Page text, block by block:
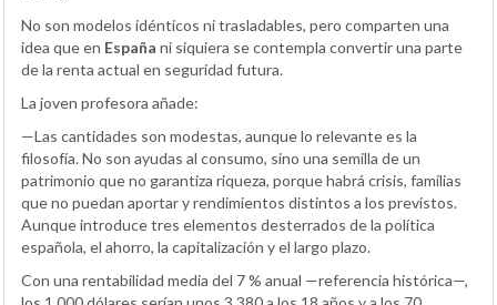
No son modelos idénticos ni trasladables, pero comparten una
idea que en España ni siquiera se contempla convertir una parte
de la renta actual en seguridad futura.
La joven profesora añade:
—Las cantidades son modestas, aunque lo relevante es la
filosofía. No son ayudas al consumo, sino una semilla de un
patrimonio que no garantiza riqueza, porque habrá crisis, familias
que no puedan aportar y rendimientos distintos a los previstos.
Aunque introduce tres elementos desterrados de la política
española, el ahorro, la capitalización y el largo plazo.
Con una rentabilidad media del 7 % anual —referencia histórica—,